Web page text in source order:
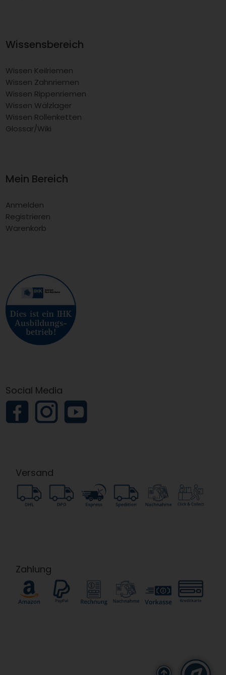
Wissensbereich
Wissen Keilriemen
Wissen Zahnriemen
Wissen Rippenriemen
Wissen Wälzlager
Wissen Rollenketten
Glossar/Wiki
Mein Bereich
Anmelden
Registrieren
Warenkorb
Social Media
Versand
Zahlung